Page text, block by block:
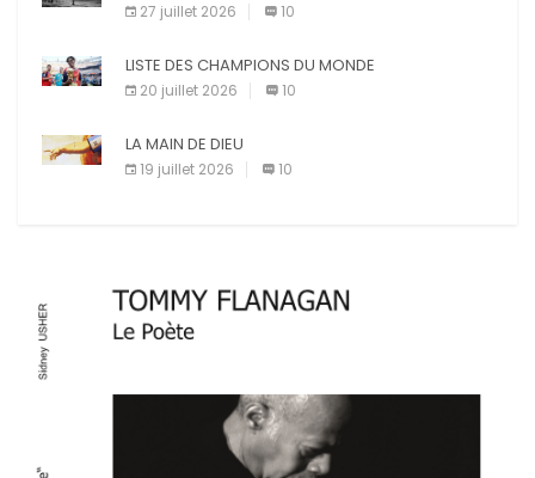
27 juillet 2026 10
LISTE DES CHAMPIONS DU MONDE
20 juillet 2026 10
LA MAIN DE DIEU
19 juillet 2026 10